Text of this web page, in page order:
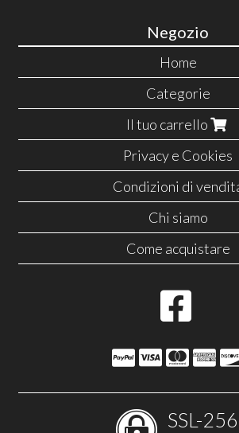
Negozio
Home
Categorie
Il tuo carrello
Privacy e Cookies
Condizioni di
Chi siamo
Come acquistare
SSL-256